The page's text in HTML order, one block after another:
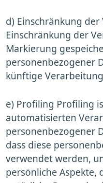
d) Einschränkung
Einschränkung der
Markierung
personenbezogener
künftige
e) Profiling Profiling
automatisierten
personenbezogener
dass diese
verwendet werden,
persönliche Aspekte,